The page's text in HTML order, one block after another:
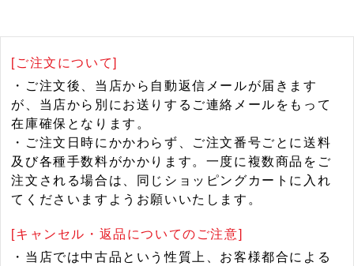
[ご注文について]
・ご注文後、当店から自動返信メールが届きます
が、当店から別にお送りするご連絡メールをもって
在庫確保となります。
・ご注文日時にかかわらず、ご注文番号ごとに送料
及び各種手数料がかかります。一度に複数商品をご
注文される場合は、同じショッピングカートに入れ
てくださいますようお願いいたします。
[キャンセル・返品についてのご注意]
・当店では中古品という性質上、お客様都合による